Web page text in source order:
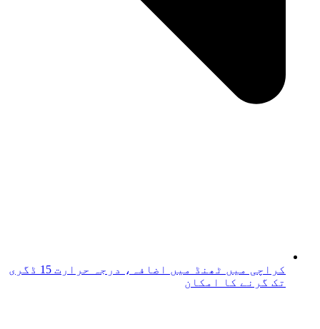
کراچی میں ٹھنڈ میں اضافہ، درجہ حرارت 15 ڈگری
تک گرنے کا امکان